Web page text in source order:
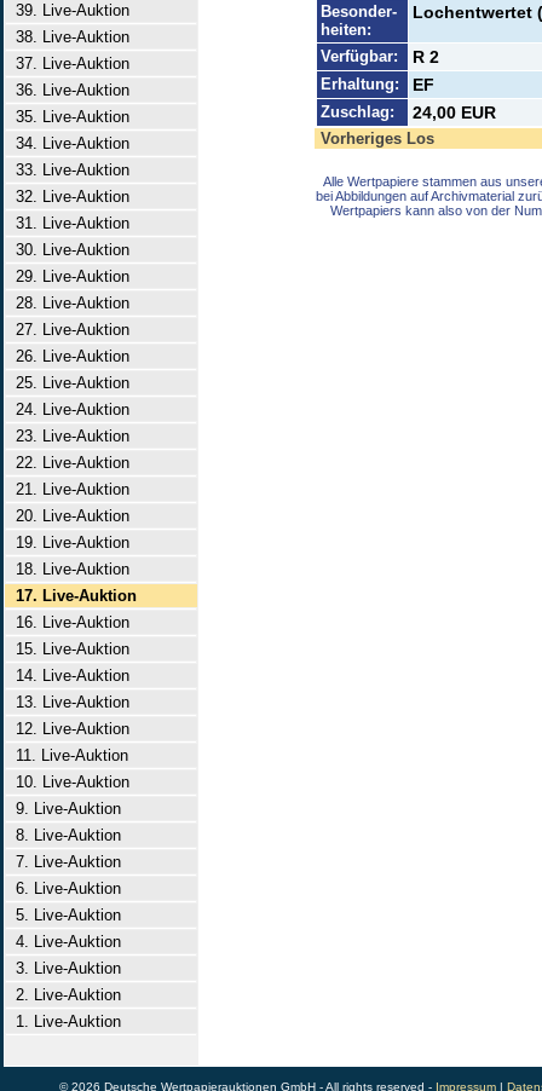
39. Live-Auktion
38. Live-Auktion
37. Live-Auktion
36. Live-Auktion
35. Live-Auktion
34. Live-Auktion
33. Live-Auktion
32. Live-Auktion
31. Live-Auktion
30. Live-Auktion
29. Live-Auktion
28. Live-Auktion
27. Live-Auktion
26. Live-Auktion
25. Live-Auktion
24. Live-Auktion
23. Live-Auktion
22. Live-Auktion
21. Live-Auktion
20. Live-Auktion
19. Live-Auktion
18. Live-Auktion
17. Live-Auktion
16. Live-Auktion
15. Live-Auktion
14. Live-Auktion
13. Live-Auktion
12. Live-Auktion
11. Live-Auktion
10. Live-Auktion
9. Live-Auktion
8. Live-Auktion
7. Live-Auktion
6. Live-Auktion
5. Live-Auktion
4. Live-Auktion
3. Live-Auktion
2. Live-Auktion
1. Live-Auktion
Besonder-
heiten:
Lochentwertet
Verfügbar: R 2
Erhaltung: EF
Zuschlag: 24,00 EUR
Vorheriges Los
Alle Wertpapiere stammen aus
bei Abbildungen auf Archivmaterial
Wertpapiers kann also von der
© 2026 Deutsche Wertpapierauktionen GmbH - All rights reserved - Impressum|